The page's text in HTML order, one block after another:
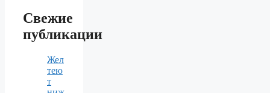
Свежие
публикации
Жел
тею
т